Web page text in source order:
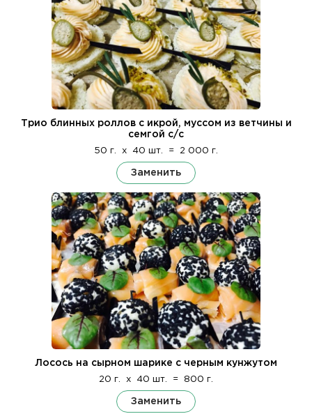
Трио блинных роллов с икрой, муссом из ветчины и
семгой с/с
50 г. x 40 шт. = 2 000 г.
Заменить
Лосось на сырном шарике с черным кунжутом
20 г. x 40 шт. = 800 г.
Заменить